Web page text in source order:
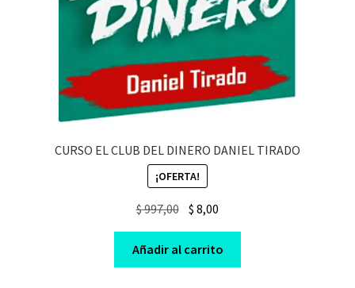
CURSO EL CLUB DEL DINERO DANIEL TIRADO
¡OFERTA!
$997,00 Original
was:
$ 997,00.
$ 8,00
is:
$ 8,00.
Añadir al carrito